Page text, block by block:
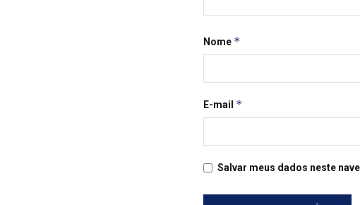
Nome *
E-mail *
Salvar meus dados neste